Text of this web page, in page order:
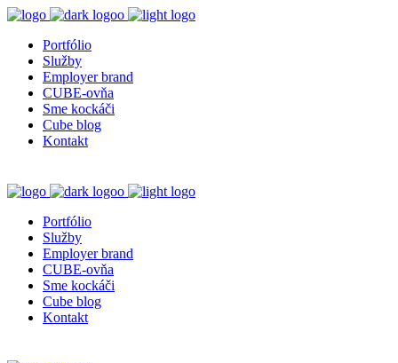
Portfólio
Služby
Employer brand
CUBE-ovňa
Sme kockáči
Cube blog
Kontakt
Portfólio
Služby
Employer brand
CUBE-ovňa
Sme kockáči
Cube blog
Kontakt